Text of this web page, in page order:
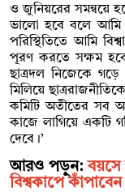
ও জুনিয়রের সমন্বয়ে
ভালো হবে বলে আমি
পরিস্থিতিতে আমি
পূরণ করতে সক্ষম হবে,
ছাত্রদল নিজেকে
মিলিয়ে
কমিটি অতীতের সব
কাজে লাগিয়ে একটি
দেবে।’
আরও পড়ুন:বয়সে
বিশ্বকাপে